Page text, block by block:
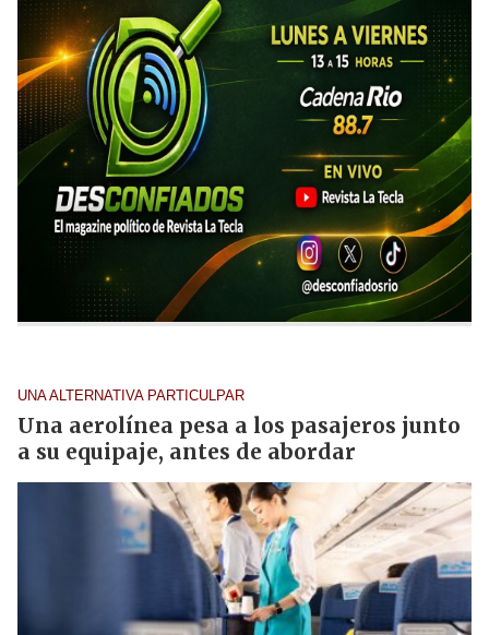
UNA ALTERNATIVA PARTICULPAR
Una aerolínea pesa a los pasajeros junto
a su equipaje, antes de abordar